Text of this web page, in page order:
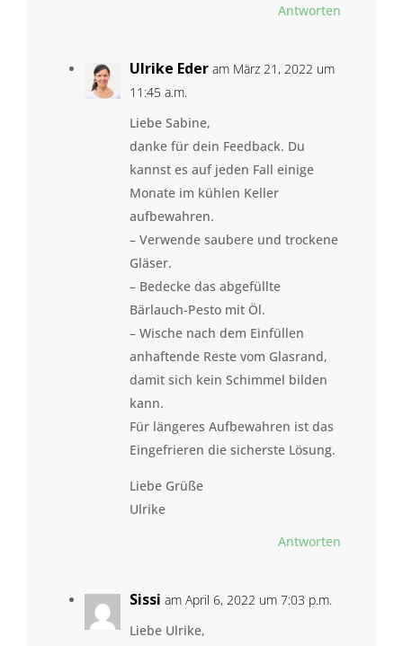
Antworten
Ulrike Eder am März 21, 2022 um
11:45 a.m.
Liebe Sabine,
danke für dein Feedback. Du
kannst es auf jeden Fall einige
Monate im kühlen Keller
aufbewahren.
– Verwende saubere und trockene
Gläser.
– Bedecke das abgefüllte
Bärlauch-Pesto mit Öl.
– Wische nach dem Einfüllen
anhaftende Reste vom Glasrand,
damit sich kein Schimmel bilden
kann.
Für längeres Aufbewahren ist das
Eingefrieren die sicherste Lösung.
Liebe Grüße
Ulrike
Antworten
Sissi am April 6, 2022 um 7:03 p.m.
Liebe Ulrike,